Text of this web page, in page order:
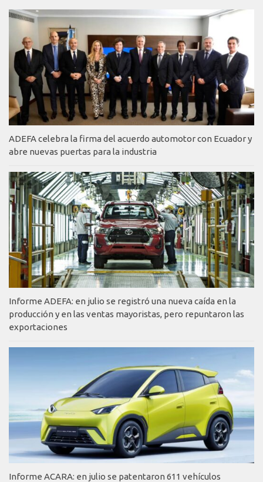
ADEFA celebra la firma del acuerdo automotor con Ecuador y
abre nuevas puertas para la industria
Informe ADEFA: en julio se registró una nueva caída en la
producción y en las ventas mayoristas, pero repuntaron las
exportaciones
Informe ACARA: en julio se patentaron 611 vehículos